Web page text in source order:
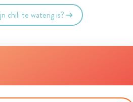
chili te waterig is?